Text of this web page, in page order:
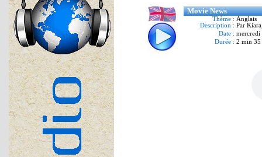
Movie News
Thème : Anglais
Description : Par
Date : mercredi
Durée : 2 min 35